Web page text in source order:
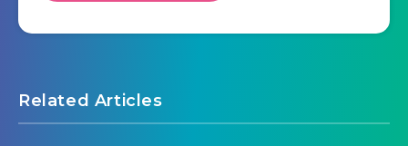
Related Articles